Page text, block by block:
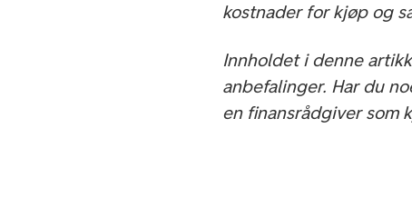
kostnader for kjøp og
Innholdet i denne
anbefalinger. Har du
en finansrådgiver som